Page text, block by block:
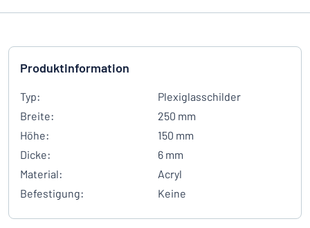
Produktinformation
Typ:
Plexiglasschilder
Breite:
250 mm
Höhe:
150 mm
Dicke:
6 mm
Material:
Acryl
Befestigung:
Keine